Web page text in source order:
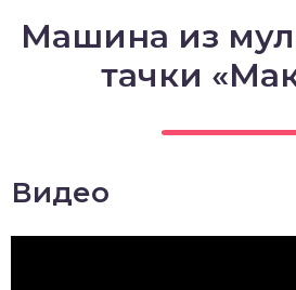
Машина из
тачки
Видео